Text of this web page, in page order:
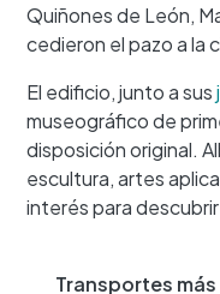
Quiñones de León,
cedieron el pazo a la
El edificio, junto a sus
museográfico de
disposición original.
escultura, artes
interés para
Transportes